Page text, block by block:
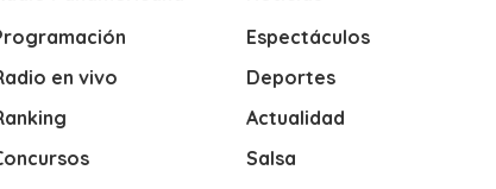
en vivo
Espectáculos
Deportes
Actualidad
Salsa